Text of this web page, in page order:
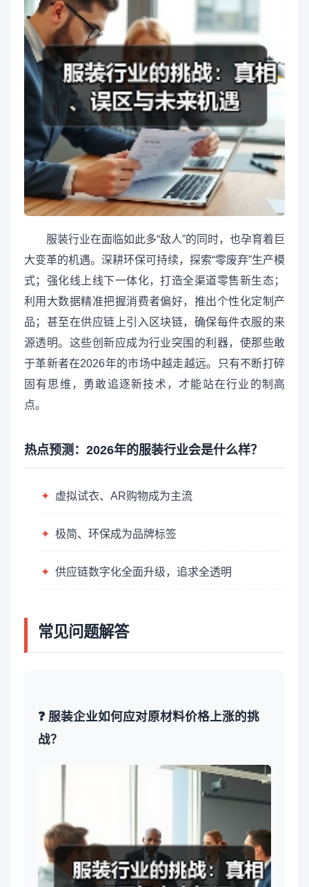
服装行业在面临如此多“敌人”的同时，也孕育着巨
大变革的机遇。深耕环保可持续，探索“零废弃”生产模
式；强化线上线下一体化，打造全渠道零售新生态；
利用大数据精准把握消费者偏好，推出个性化定制产
品；甚至在供应链上引入区块链，确保每件衣服的来
源透明。这些创新应成为行业突围的利器，使那些敢
于革新者在2026年的市场中越走越远。只有不断打碎
固有思维，勇敢追逐新技术，才能站在行业的制高
点。
热点预测：2026年的服装行业会是什么样？
✦ 虚拟试衣、AR购物成为主流
✦ 极简、环保成为品牌标签
✦ 供应链数字化全面升级，追求全透明
常见问题解答
❓ 服装企业如何应对原材料价格上涨的挑
战？